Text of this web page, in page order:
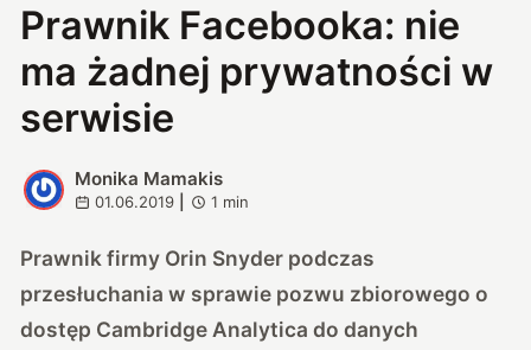
Prawnik Facebooka: nie
ma żadnej prywatności w
serwisie
M
Monika Mamakis
01.06.2019 1 min
Prawnik firmy Orin Snyder podczas
przesłuchania w sprawie pozwu zbiorowego o
dostęp Cambridge Analytica do danych